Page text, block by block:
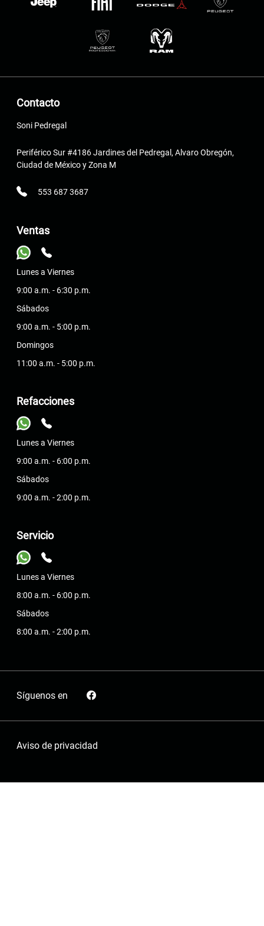
Contacto
Soni Pedregal
Periférico Sur #4186 Jardines del Pedregal, Alvaro Obregón,
Ciudad de México y Zona M
553 687 3687
Ventas
Lunes a Viernes
9:00 a.m. - 6:30 p.m.
Sábados
9:00 a.m. - 5:00 p.m.
Domingos
11:00 a.m. - 5:00 p.m.
Refacciones
Lunes a Viernes
9:00 a.m. - 6:00 p.m.
Sábados
9:00 a.m. - 2:00 p.m.
Servicio
Lunes a Viernes
8:00 a.m. - 6:00 p.m.
Sábados
8:00 a.m. - 2:00 p.m.
Síguenos en
Aviso de privacidad